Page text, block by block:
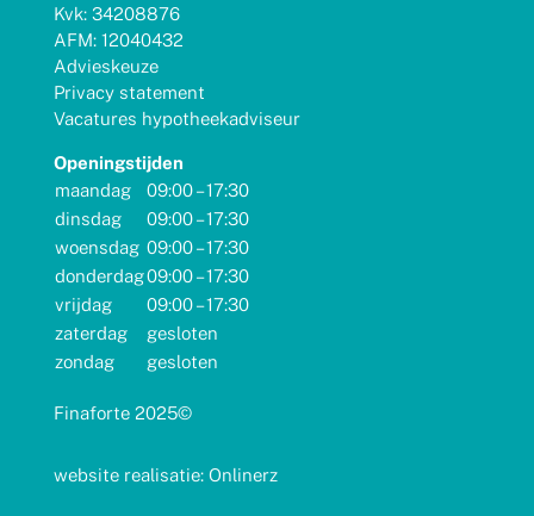
Kvk: 34208876
AFM: 12040432
Advieskeuze
Privacy statement
Vacatures hypotheekadviseur
Openingstijden
maandag
09:00 – 17:30
dinsdag
09:00 – 17:30
woensdag 09:00 – 17:30
donderdag09:00 – 17:30
vrijdag
09:00 – 17:30
zaterdag
gesloten
zondag
gesloten
Finaforte 2025©
website realisatie: Onlinerz